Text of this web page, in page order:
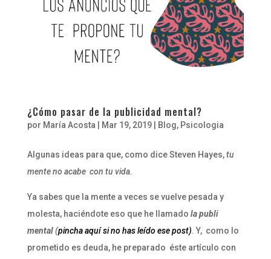
¿Cómo pasar de la publicidad mental?
por María Acosta Mar 19, 2019| Blog, Psicologia
Algunas ideas para que, como dice Steven Hayes,tu
mente no acabe con tu vida.
Ya sabes que la mente a veces se vuelve pesada y
molesta, haciéndote eso que he llamado la publi
mental(pincha aquí si no has leído ese post). Y, como lo
prometido es deuda, he preparado éste artículo con